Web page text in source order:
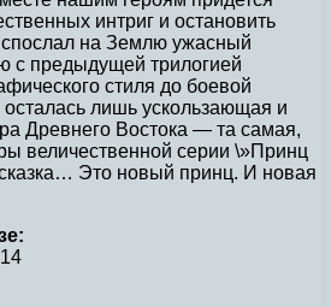
интриг и остановить
на Землю ужасный
с предыдущей трилогией
стиля до боевой
лишь ускользающая и
Древнего Востока — та самая,
величественной серии \»Принц
Это новый принц. И новая